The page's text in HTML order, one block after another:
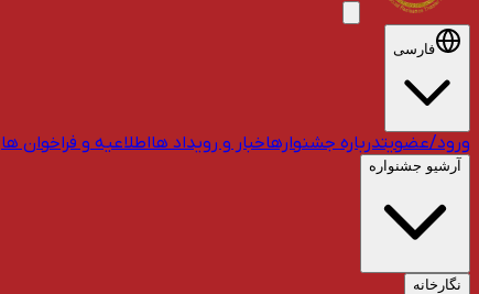
فارسی
ورود/عضویتدرباره جشنوارهاخبار و رویداد هااطلاعیه و فراخوان ها
آرشیو جشنواره
نگارخانه